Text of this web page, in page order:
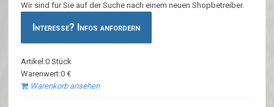
Wir sind für Sie auf der Suche nach einem neuen Shopbetreiber.
Interesse? Infos anfordern
Artikel:0 Stück
Warenwert:0 €
Warenkorb ansehen